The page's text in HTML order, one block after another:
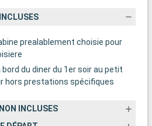
prealablement choisie pour
du diner du 1er soir au petit
hors prestations spécifiques
INCLUSES